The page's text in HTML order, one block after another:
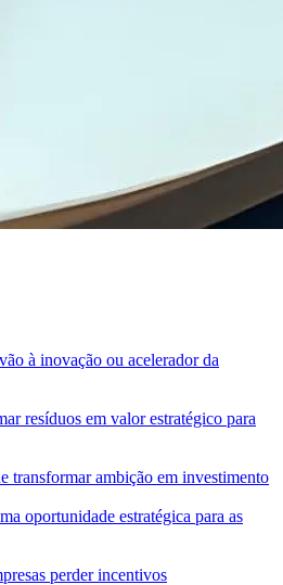
à inovação ou acelerador da
resíduos em valor estratégico para
transformar ambição em investimento
oportunidade estratégica para as
perder incentivos